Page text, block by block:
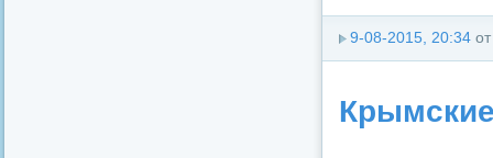
9-08-2015, 20:34